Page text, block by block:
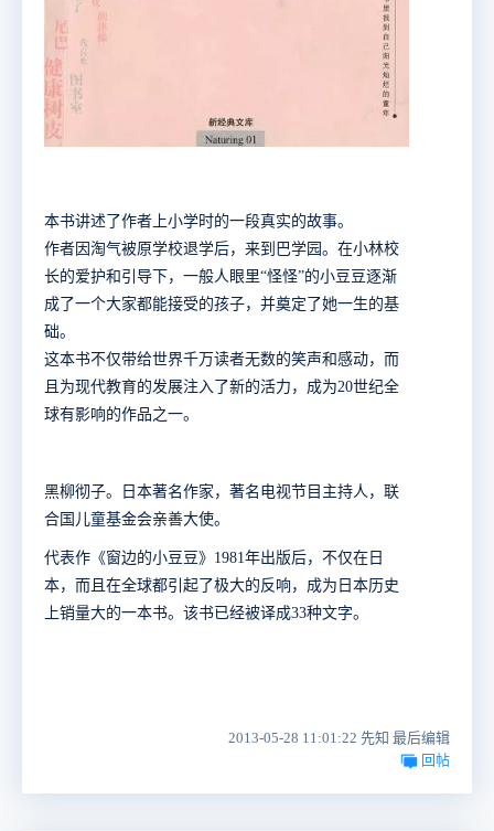
本书讲述了作者上小学时的一段真实的故事。
作者因淘气被原学校退学后，来到巴学园。在小林校
长的爱护和引导下，一般人眼里“怪怪”的小豆豆逐渐
成了一个大家都能接受的孩子，并奠定了她一生的基
础。
这本书不仅带给世界千万读者无数的笑声和感动，而
且为现代教育的发展注入了新的活力，成为20世纪全
球有影响的作品之一。
黑柳彻子。日本著名作家，著名电视节目主持人，联
合国儿童基金会亲善大使。
代表作《窗边的小豆豆》1981年出版后，不仅在日
本，而且在全球都引起了极大的反响，成为日本历史
上销量大的一本书。该书已经被译成33种文字。
2013-05-28 11:01:22 先知 最后编辑
回帖